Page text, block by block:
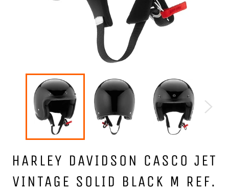
HARLEY DAVIDSON CASCO JET
VINTAGE SOLID BLACK M REF.